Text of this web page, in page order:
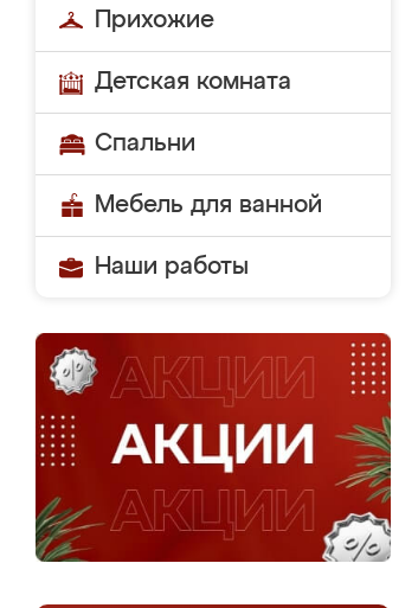
Прихожие
Детская комната
Спальни
Мебель для ванной
Наши работы